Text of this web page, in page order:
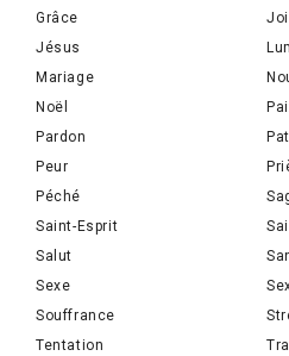
Grâce
Jésus
Mariage
Noël
Pardon
Peur
Péché
Saint-Esprit
Salut
Sexe
Souffrance
Tentation